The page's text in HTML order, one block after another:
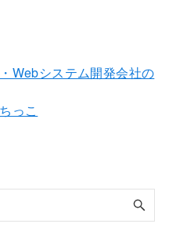
Webシステム開発会社の
っこ